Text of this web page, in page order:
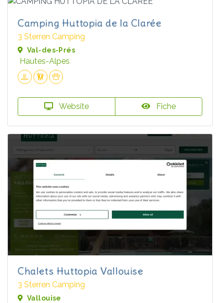
Camping Huttopia de la Clarée
3 Sterren Camping
Val-des-Prés
Hautes-Alpes
Website Fiche
Chalets Huttopia Vallouise
3 Sterren Camping
Vallouise